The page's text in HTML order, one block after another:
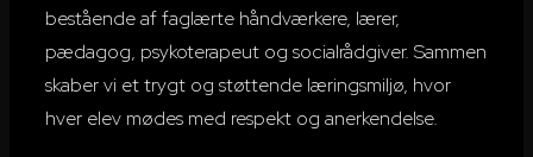
bestående af faglærte håndværkere, lærer,
pædagog, psykoterapeut og socialrådgiver. Sammen
skaber vi et trygt og støttende læringsmiljø, hvor
hver elev mødes med respekt og anerkendelse.